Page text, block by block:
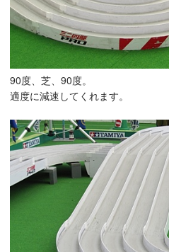
90度、芝、90度。
適度に減速してくれます。